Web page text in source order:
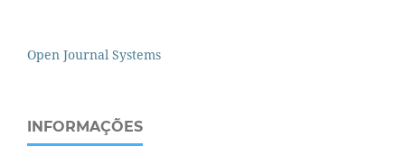
Open Journal Systems
INFORMAÇÕES